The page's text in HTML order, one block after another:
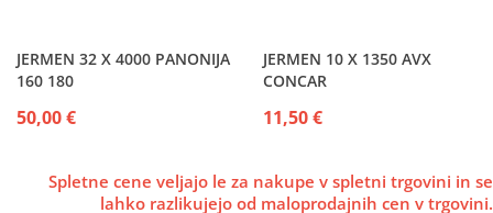
JERMEN 32 X 4000 PANONIJA
160 180
50,00 €
JERMEN 10 X 1350 AVX
CONCAR
11,50 €
Spletne cene veljajo le za nakupe v spletni trgovini in se
lahko razlikujejo od maloprodajnih cen v trgovini.